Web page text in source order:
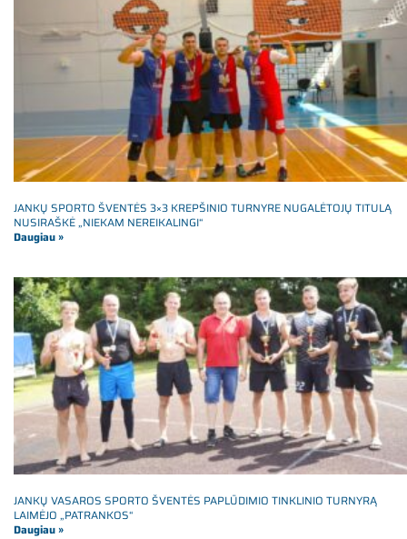
JANKŲ SPORTO ŠVENTĖS 3×3 KREPŠINIO TURNYRE NUGALĖTOJŲ TITULĄ
NUSIRAŠKĖ „NIEKAM NEREIKALINGI“
Daugiau »
JANKŲ VASAROS SPORTO ŠVENTĖS PAPLŪDIMIO TINKLINIO TURNYRĄ
LAIMĖJO „PATRANKOS“
Daugiau »